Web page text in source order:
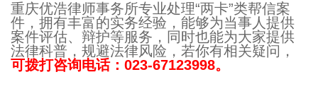
重庆优浩律师事务所专业处理“两卡”类帮信案
件，拥有丰富的实务经验，能够为当事人提供
案件评估、辩护等服务，同时也能为大家提供
法律科普，规避法律风险，若你有相关疑问，
可拨打咨询电话：023-67123998。